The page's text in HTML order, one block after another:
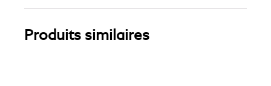
Produits similaires